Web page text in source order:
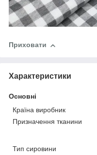
Приховати
Характеристики
Основні
Країна виробник
Призначення тканини
Тип сировини